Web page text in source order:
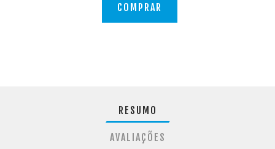
COMPRAR
RESUMO
AVALIAÇÕES